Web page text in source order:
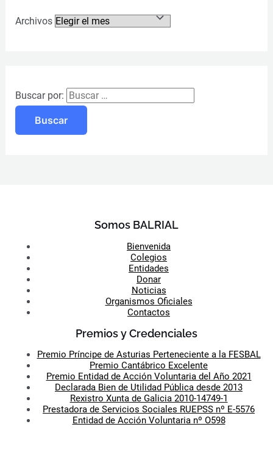
Archivos
Buscar por:
Somos BALRIAL
Bienvenida
Colegios
Entidades
Donar
Noticias
Organismos Oficiales
Contactos
Premios y Credenciales
Premio Príncipe de Asturias Perteneciente a la FESBAL
Premio Cantábrico Excelente
Premio Entidad de Acción Voluntaria del Año 2021
Declarada Bien de Utilidad Pública desde 2013
Rexistro Xunta de Galicia 2010-14749-1
Prestadora de Servicios Sociales RUEPSS nº E-5576
Entidad de Acción Voluntaria nº O598